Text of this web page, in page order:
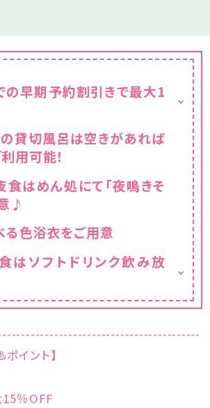
の早期予約割引きで最大1
の貸切風呂は空きがあれば
用可能！
食はめん処にて「夜鳴きそ
♪
る色浴衣をご用意
食はソフトドリンク飲み放
ソフトドリンクが飲み放題！
イント】
％OFF